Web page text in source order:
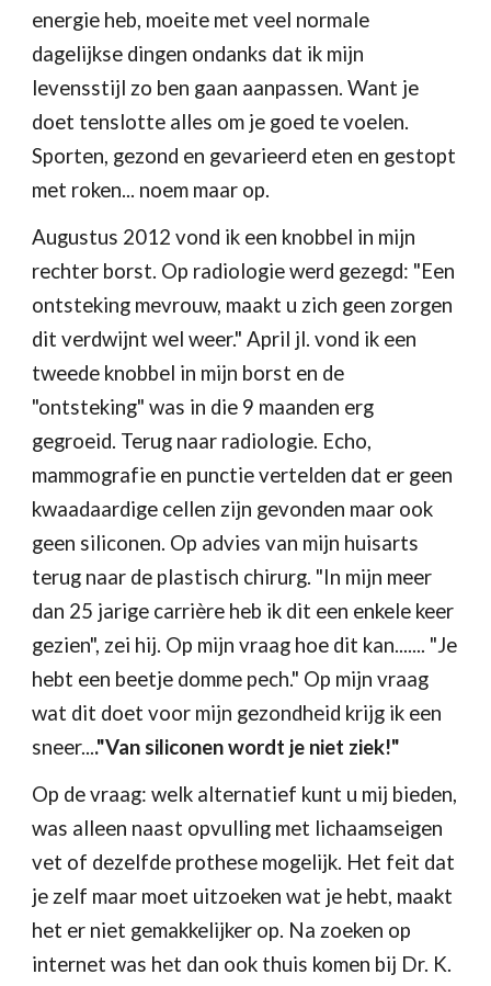
energie heb, moeite met veel normale
dagelijkse dingen ondanks dat ik mijn
levensstijl zo ben gaan aanpassen. Want je
doet tenslotte alles om je goed te voelen.
Sporten, gezond en gevarieerd eten en gestopt
met roken... noem maar op.
Augustus 2012 vond ik een knobbel in mijn
rechter borst. Op radiologie werd gezegd: "Een
ontsteking mevrouw, maakt u zich geen zorgen
dit verdwijnt wel weer." April jl. vond ik een
tweede knobbel in mijn borst en de
"ontsteking" was in die 9 maanden erg
gegroeid. Terug naar radiologie. Echo,
mammografie en punctie vertelden dat er geen
kwaadaardige cellen zijn gevonden maar ook
geen siliconen. Op advies van mijn huisarts
terug naar de plastisch chirurg. "In mijn meer
dan 25 jarige carrière heb ik dit een enkele keer
gezien", zei hij. Op mijn vraag hoe dit kan....... "Je
hebt een beetje domme pech." Op mijn vraag
wat dit doet voor mijn gezondheid krijg ik een
sneer...."Van siliconen wordt je niet ziek!"
Op de vraag: welk alternatief kunt u mij bieden,
was alleen naast opvulling met lichaamseigen
vet of dezelfde prothese mogelijk. Het feit dat
je zelf maar moet uitzoeken wat je hebt, maakt
het er niet gemakkelijker op. Na zoeken op
internet was het dan ook thuis komen bij Dr. K.